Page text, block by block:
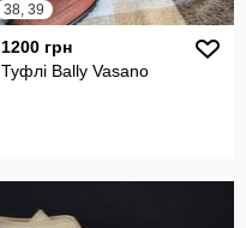
38, 39
1200 грн
Туфлі Bally Vasano